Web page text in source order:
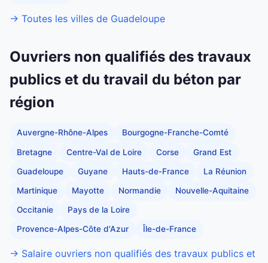
→ Toutes les villes de Guadeloupe
Ouvriers non qualifiés des travaux
publics et du travail du béton par
région
Auvergne-Rhône-Alpes Bourgogne-Franche-Comté
Bretagne Centre-Val de Loire Corse Grand Est
Guadeloupe Guyane Hauts-de-France La Réunion
Martinique Mayotte Normandie Nouvelle-Aquitaine
Occitanie Pays de la Loire
Provence-Alpes-Côte d'Azur Île-de-France
→ Salaire ouvriers non qualifiés des travaux publics et